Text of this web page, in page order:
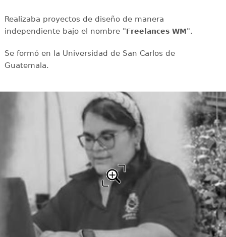
Realizaba proyectos de diseño de manera
independiente bajo el nombre "Freelances WM".
Se formó en la Universidad de San Carlos de
Guatemala.